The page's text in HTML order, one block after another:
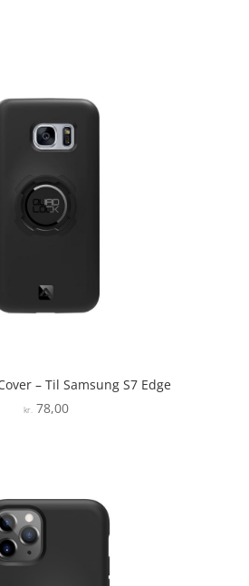
– Til Samsung S7 Edge
kr. 78,00